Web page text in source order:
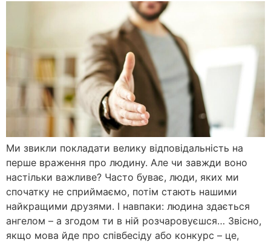
Ми звикли покладати велику відповідальність на
перше враження про людину. Але чи завжди воно
настільки важливе? Часто буває, люди, яких ми
спочатку не сприймаємо, потім стають нашими
найкращими друзями. І навпаки: людина здається
ангелом – а згодом ти в ній розчаровуєшся… Звісно,
якщо мова йде про співбесіду або конкурс – це,